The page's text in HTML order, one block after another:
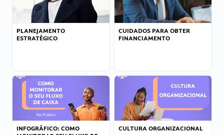
PLANEJAMENTO
ESTRATÉGICO
CUIDADOS PARA OBTER
FINANCIAMENTO
INFOGRÁFICO: COMO
CULTURA ORGANIZACIONAL